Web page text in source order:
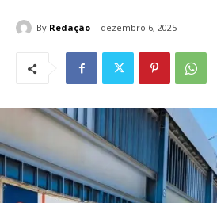
By Redação dezembro 6, 2025